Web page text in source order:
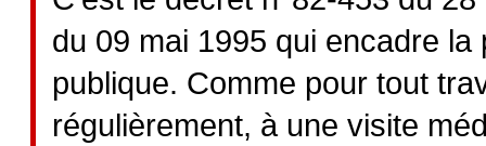
du 09 mai 1995 qui encadre
publique. Comme pour tout
régulièrement, à une visite